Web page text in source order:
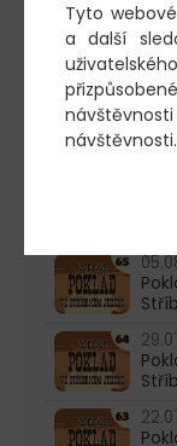
Tyto
a další
návštěvnosti.